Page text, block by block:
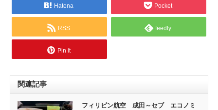
Hatena Pocket
RSS feedly
Pin it
関連記事
フィリピン航空 成田～セブ エコノミ